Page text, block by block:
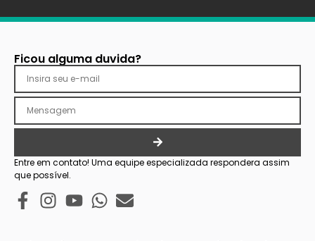
Ficou alguma duvida?
Entre em contato! Uma equipe especializada respondera assim
que possível.